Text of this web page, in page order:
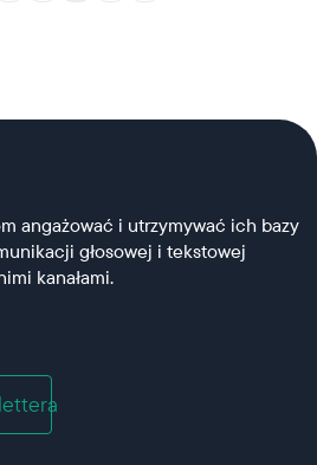
angażować i utrzymywać ich bazy
głosowej i tekstowej
kanałami.